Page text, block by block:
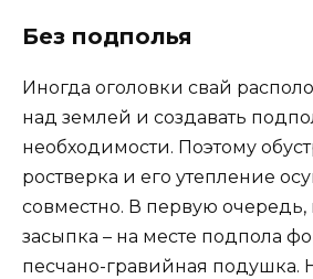
Без подполья
Иногда оголовки свай
над землей и создавать
необходимости. Поэтому
ростверка и его утепление
совместно. В первую очередь,
засыпка – на месте подпола
песчано-гравийная подушка.